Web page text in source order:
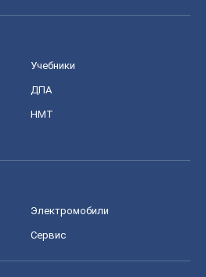
Учебники
ДПА
НМТ
Электромобили
Сервис